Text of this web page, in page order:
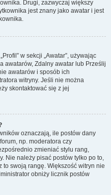
Drugi, zazwyczaj większy
jest znany jako awatar i jest
w sekcji „Awatar”, używając
awatarów, Zdalny awatar lub Prześlij
awatarów i sposób ich
witryny. Jeśli nie można
skontaktować się z jej
oznaczają, ile postów dany
np. moderatora czy
zmieniać stylu rang,
Nie należy pisać postów tylko po to,
swoją rangę. Większość witryn nie
obniży licznik postów